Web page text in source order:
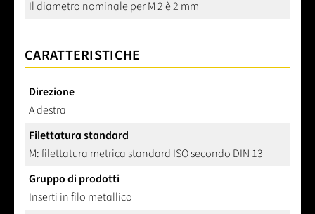
Il diametro nominale per M 2 è 2 mm
CARATTERISTICHE
Direzione
A destra
Filettatura standard
M: filettatura metrica standard ISO secondo DIN 13
Gruppo di prodotti
Inserti in filo metallico